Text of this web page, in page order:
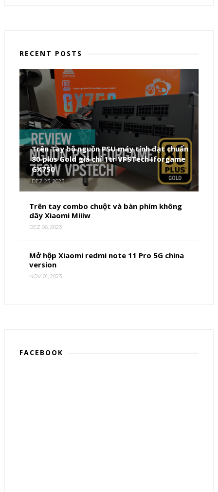
RECENT POSTS
Trên Tay bộ nguồn PSU máy tính đạt chuẩn
80 plus Gold giá chỉ 1tr VPSTech Iforgame
GX750
DEZ 23, 2023
Trên tay combo chuột và bàn phím không
dây Xiaomi Miiiw
DEZ 06, 2023
Mở hộp Xiaomi redmi note 11 Pro 5G china
version
NOV 01, 2023
FACEBOOK